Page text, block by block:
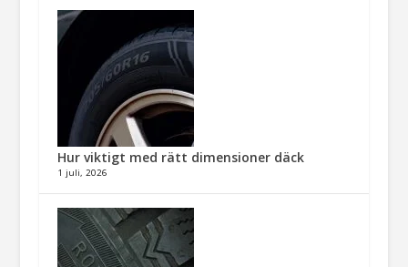
Hur viktigt med rätt dimensioner däck​
1 juli, 2026